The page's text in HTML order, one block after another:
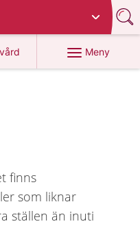
Meny
finns
som liknar
ställen än inuti